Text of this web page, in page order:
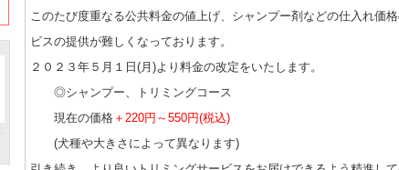
このたび度重なる公共料金の値上げ、シャンプー剤などの仕入れ価
ビスの提供が難しくなっております。
２０２３年５月１日(月)より料金の改定をいたします。
◎シャンプー、トリミングコース
現在の価格 ＋220円～550円(税込)
(犬種や大きさによって異なります)